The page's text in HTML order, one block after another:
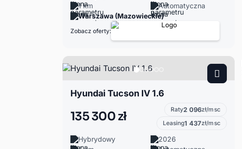
1 km
Automatyczna
Warszawa (Mazowieckie)
Zobacz oferty:
Hyundai Tucson IV 1.6
135 300 zł Raty2 096zł/msc
Leasing1 437zł/msc
Hybrydowy
2026